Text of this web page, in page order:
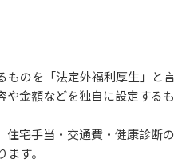
ものを「法定外福利厚生」と言
や金額などを独自に設定するも
住宅手当・交通費・健康診断の
す。